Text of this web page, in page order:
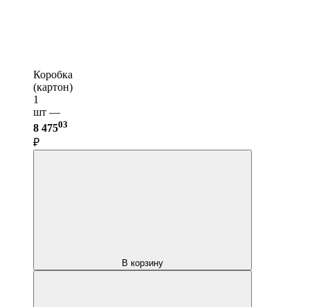
Коробка
(картон)
1
шт —
8 47503
₽
В корзину